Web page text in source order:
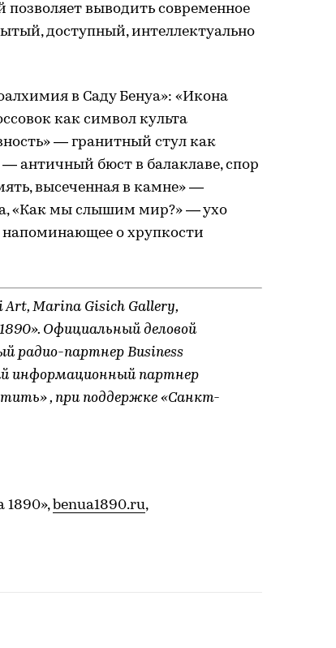
выводить современное
доступный, интеллектуально
в Саду Бенуа»: «Икона
как символ культа
— гранитный стул как
— античный бюст в балаклаве, спор
высеченная в камне» —
«Как мы слышим мир?» — ухо
о хрупкости
Marina Gisich Gallery,
Официальный деловой
радио-партнер Business
информационный партнер
, при поддержке «Санкт-
1890», benua1890.ru,